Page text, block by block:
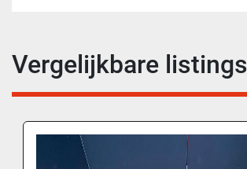
Vergelijkbare listings